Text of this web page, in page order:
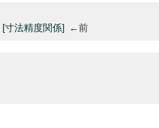
[寸法精度関係]
←前